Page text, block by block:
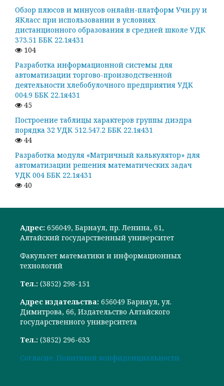
Обзор плюсов и минусов онлайн-платформ Учи.ру и
ЯКласс при использовании в условиях
дистанционного образования в средней школе УДК
373.51 ББК 22.1я431
104
Разработка информационной системы для
автоматизации торгово-производственной
деятельности хлебобулочного предприятия УДК
004.9 ББК 22.1я431
45
Построение таблицы характеров группы диэдра
порядка 32 УДК 512.547.2 ББК 22.1я431
44
Разработка модуля «Матричный калькулятор» для
автоматизации решения математических задач
УДК 004 ББК 22.1я431
40
Адрес: 656049, Барнаул, пр. Ленина, 61,
Алтайский государственный университет
Факультет математики и информационных
технологий
Тел.: (3852) 298-151
Адрес издательства: 656049 Барнаул, ул.
Димитрова, 66, Издательство Алтайского
государственного университета
Тел.: (3852) 296-633
Cогласие. Политикой конфиденциальности.